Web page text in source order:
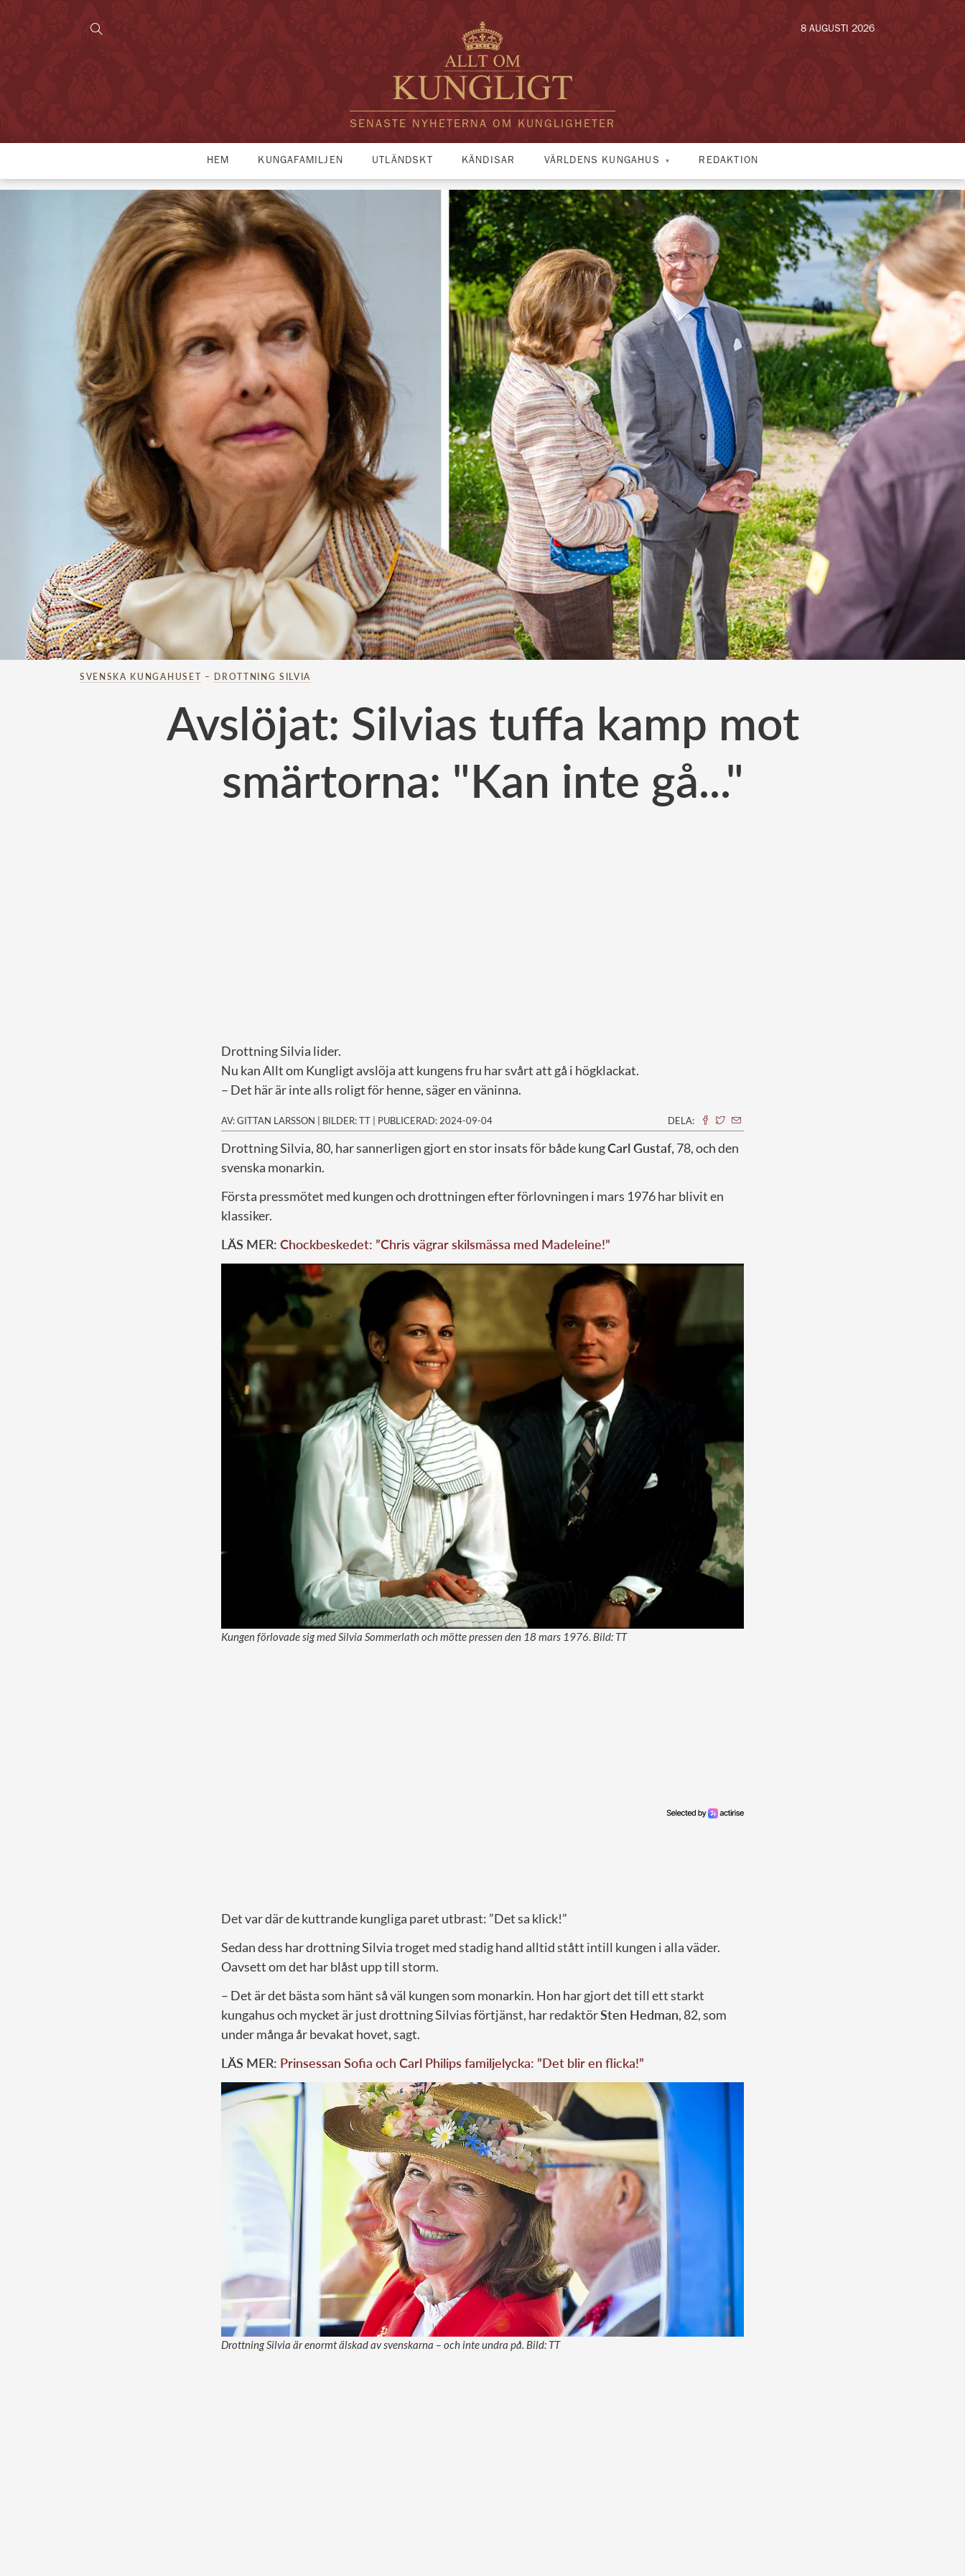
SENASTE NYHETERNA OM KUNGLIGHETER
8 AUGUSTI 2026
HEM KUNGAFAMILJEN UTLÄNDSKT KÄNDISAR VÄRLDENS KUNGAHUS REDAKTION
SVENSKA KUNGAHUSET – DROTTNING SILVIA
Avslöjat: Silvias tuffa kamp mot
smärtorna: "Kan inte gå..."
Drottning Silvia lider.
Nu kan Allt om Kungligt avslöja att kungens fru har svårt att gå i högklackat.
– Det här är inte alls roligt för henne, säger en väninna.
AV: GITTAN LARSSON | BILDER: TT | PUBLICERAD: 2024-09-04 DELA:
Drottning Silvia, 80, har sannerligen gjort en stor insats för både kungCarl Gustaf, 78, och den
svenska monarkin.
Första pressmötet med kungen och drottningen efter förlovningen i mars 1976 har blivit en
klassiker.
LÄS MER: Chockbeskedet: ”Chris vägrar skilsmässa med Madeleine!”
Kungen förlovade sig med Silvia Sommerlath och mötte pressen den 18 mars 1976. Bild: TT
Det var där de kuttrande kungliga paret utbrast: ”Det sa klick!”
Sedan dess har drottning Silvia troget med stadig hand alltid stått intill kungen i alla väder.
Oavsett om det har blåst upp till storm.
– Det är det bästa som hänt så väl kungen som monarkin. Hon har gjort det till ett starkt
kungahus och mycket är just drottning Silvias förtjänst, har redaktörSten Hedman, 82, som
under många år bevakat hovet, sagt.
LÄS MER: Prinsessan Sofia och Carl Philips familjelycka: ”Det blir en flicka!”
Drottning Silvia är enormt älskad av svenskarna – och inte undra på. Bild: TT